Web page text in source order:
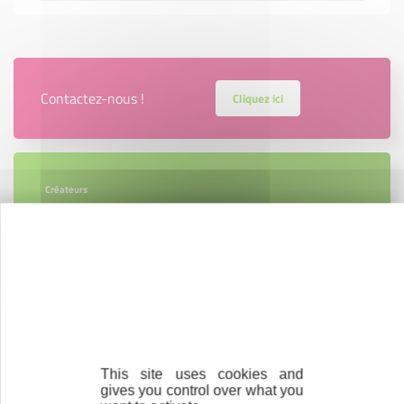
Contactez-nous ! Cliquez ici
Créateurs
This site uses cookies and
gives you control over what you